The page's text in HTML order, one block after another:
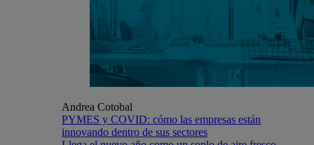
Andrea Cotobal
PYMES y COVID: cómo las empresas están
innovando dentro de sus sectores